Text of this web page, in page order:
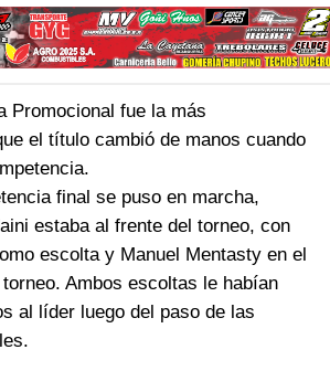
Promocional fue la más
el título cambió de manos cuando
final se puso en marcha,
estaba al frente del torneo, con
escolta y Manuel Mentasty en el
Ambos escoltas le habían
al líder luego del paso de las